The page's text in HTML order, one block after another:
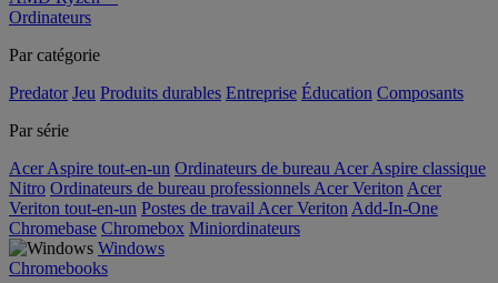
Ordinateurs
Par catégorie
Predator Jeu Produits durables Entreprise Éducation Composants
Par série
Acer Aspire tout-en-un Ordinateurs de bureau Acer Aspire classique
Nitro Ordinateurs de bureau professionnels Acer Veriton Acer
Veriton tout-en-un Postes de travail Acer Veriton Add-In-One
Chromebase Chromebox Miniordinateurs
Windows
Chromebooks